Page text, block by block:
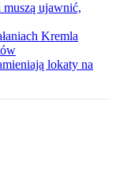
ujawnić,
Kremla
lokaty na